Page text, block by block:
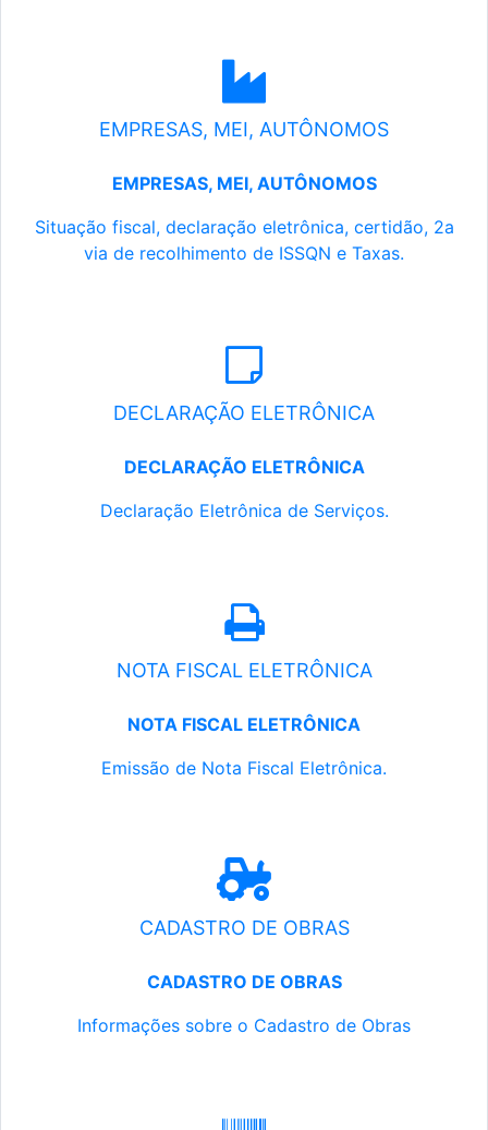
EMPRESAS, MEI, AUTÔNOMOS
EMPRESAS, MEI, AUTÔNOMOS
Situação fiscal, declaração eletrônica, certidão, 2a
via de recolhimento de ISSQN e Taxas.
DECLARAÇÃO ELETRÔNICA
DECLARAÇÃO ELETRÔNICA
Declaração Eletrônica de Serviços.
NOTA FISCAL ELETRÔNICA
NOTA FISCAL ELETRÔNICA
Emissão de Nota Fiscal Eletrônica.
CADASTRO DE OBRAS
CADASTRO DE OBRAS
Informações sobre o Cadastro de Obras